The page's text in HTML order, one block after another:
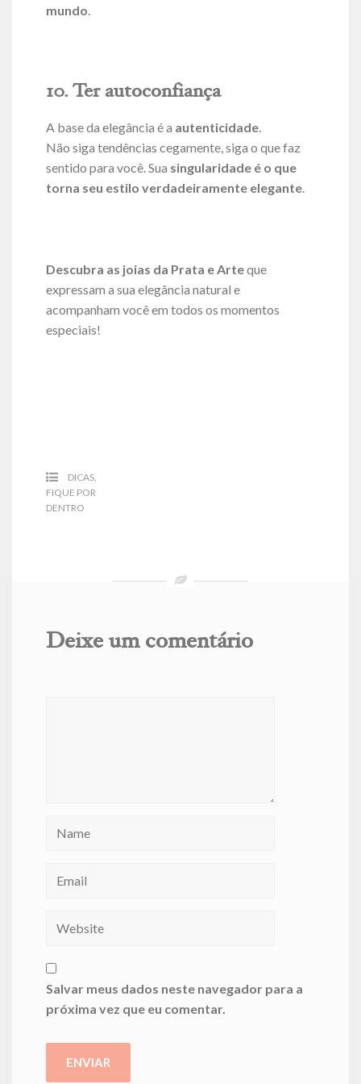
mundo.
10. Ter autoconfiança
A base da elegância é a autenticidade.
Não siga tendências cegamente, siga o que faz
sentido para você. Sua singularidade é o que
torna seu estilo verdadeiramente elegante.
Descubra as joias da Prata e Arteque
expressam a sua elegância natural e
acompanham você em todos os momentos
especiais!
DICAS,
FIQUE POR
DENTRO
Deixe um comentário
Salvar meus dados neste navegador para a
próxima vez que eu comentar.